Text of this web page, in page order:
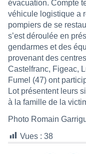
évacuation. Compte
véhicule logistique a
pompiers de se
s’est déroulée en
gendarmes et des
provenant des
Castelfranc, Figeac,
Fumel (47) ont
Lot présentent leurs
à la famille de la
Photo Romain
Vues : 38